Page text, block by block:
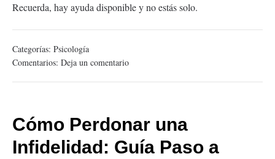
Recuerda, hay ayuda disponible y no estás solo.
Categorías: Psicología
Comentarios: Deja un comentario
Cómo Perdonar una
Infidelidad: Guía Paso a